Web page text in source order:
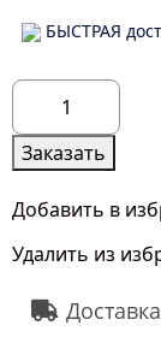
БЫСТРАЯ
Количество
товара
45
Малиновых
Пионов
коробке
Заказать
Добавить в
Удалить из
Доставка